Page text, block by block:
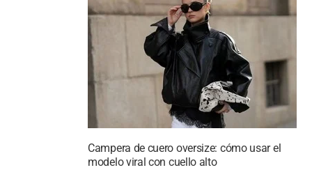
Campera de cuero oversize: cómo usar el
modelo viral con cuello alto